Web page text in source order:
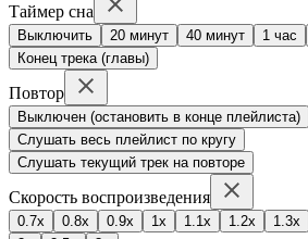
Таймер сна
Выключить 20 минут 40 минут 1 час
Конец трека (главы)
Повтор
Выключен (остановить в конце плейлиста)
Слушать весь плейлист по кругу
Слушать текущий трек на повторе
Скорость воспроизведения
0.7x 0.8x 0.9x 1x 1.1x 1.2x 1.3x